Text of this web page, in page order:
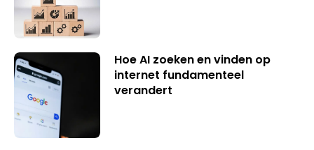
Hoe AI zoeken en vinden op
internet fundamenteel
verandert